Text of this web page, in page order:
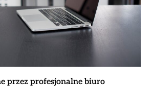
przez profesjonalne biuro